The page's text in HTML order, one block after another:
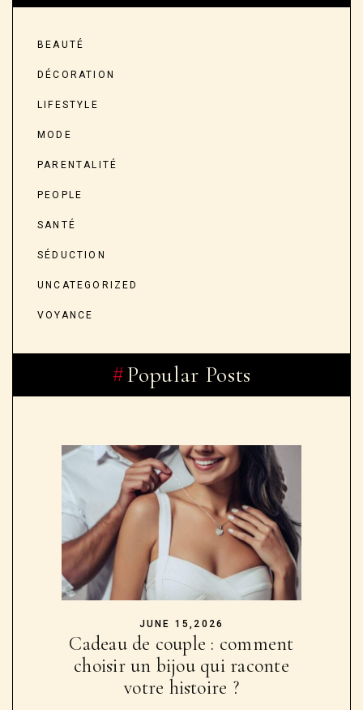
BEAUTÉ
DÉCORATION
LIFESTYLE
MODE
PARENTALITÉ
PEOPLE
SANTÉ
SÉDUCTION
UNCATEGORIZED
VOYANCE
Popular Posts
JUNE 15,2026
Cadeau de couple : comment
choisir un bijou qui raconte
votre histoire ?